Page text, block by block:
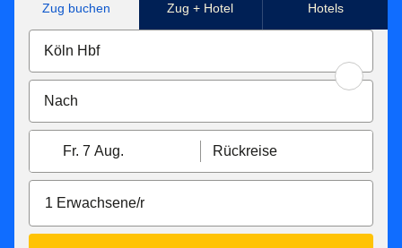
Zug buchen Zug + Hotel Hotels
Fr. 7 Aug. Rückreise
1 Erwachsene/r